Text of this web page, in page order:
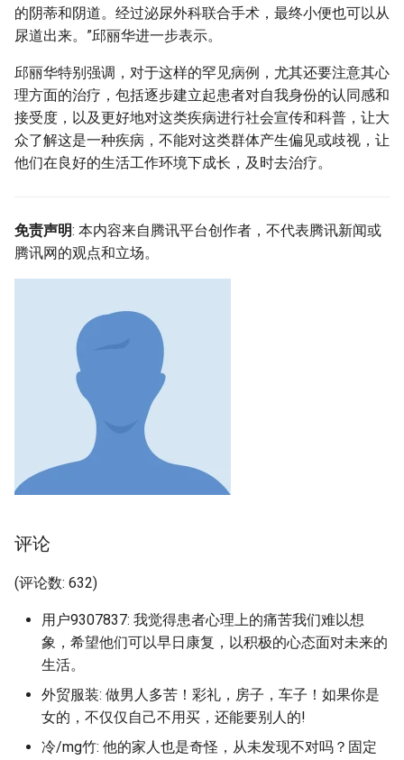
的阴蒂和阴道。经过泌尿外科联合手术，最终小便也可以从
尿道出来。”邱丽华进一步表示。
邱丽华特别强调，对于这样的罕见病例，尤其还要注意其心
理方面的治疗，包括逐步建立起患者对自我身份的认同感和
接受度，以及更好地对这类疾病进行社会宣传和科普，让大
众了解这是一种疾病，不能对这类群体产生偏见或歧视，让
他们在良好的生活工作环境下成长，及时去治疗。
免责声明: 本内容来自腾讯平台创作者，不代表腾讯新闻或
腾讯网的观点和立场。
评论
(评论数: 632)
用户9307837: 我觉得患者心理上的痛苦我们难以想
象，希望他们可以早日康复，以积极的心态面对未来的
生活。
外贸服装: 做男人多苦！彩礼，房子，车子！如果你是
女的，不仅仅自己不用买，还能要别人的!
冷/mg竹: 他的家人也是奇怪，从未发现不对吗？固定